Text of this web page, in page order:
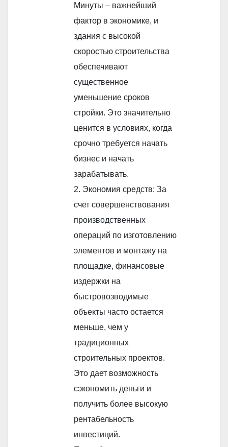
Минуты – важнейший
фактор в экономике, и
здания с высокой
скоростью строительства
обеспечивают
существенное
уменьшение сроков
стройки. Это значительно
ценится в условиях, когда
срочно требуется начать
бизнес и начать
зарабатывать.
2. Экономия средств: За
счет совершенствования
производственных
операций по изготовлению
элементов и монтажу на
площадке, финансовые
издержки на
быстровозводимые
объекты часто остается
меньше, чем у
традиционных
строительных проектов.
Это дает возможность
сэкономить деньги и
получить более высокую
рентабельность
инвестиций.